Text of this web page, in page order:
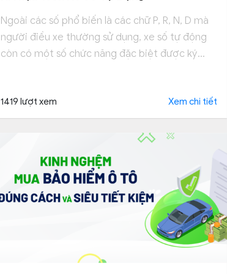
Ngoài các số phổ biến là các chữ P, R, N, D mà
người điều xe thường sử dụng, xe số tự động
còn có một số chức năng đặc biệt được ký
1419 lượt xem Xem chi tiết